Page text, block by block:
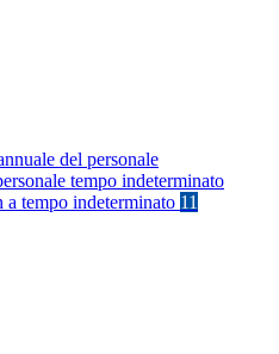
del personale
tempo indeterminato
a tempo indeterminato 11